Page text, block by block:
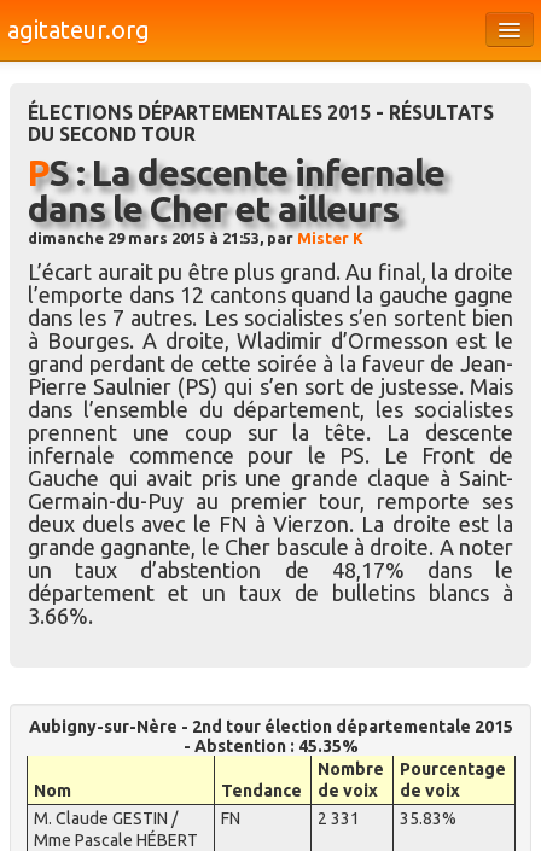
agitateur.org
Bourges & le Cher
Société
Culture
Médias
Dossiers
Brèves
ÉLECTIONS DÉPARTEMENTALES 2015 - RÉSULTATS
DU SECOND TOUR
PS : La descente infernale
dans le Cher et ailleurs
dimanche 29 mars 2015 à 21:53, par Mister K
L’écart aurait pu être plus grand. Au final, la droite
l’emporte dans 12 cantons quand la gauche gagne
dans les 7 autres. Les socialistes s’en sortent bien
à Bourges. A droite, Wladimir d’Ormesson est le
grand perdant de cette soirée à la faveur de Jean-
Pierre Saulnier (PS) qui s’en sort de justesse. Mais
dans l’ensemble du département, les socialistes
prennent une coup sur la tête. La descente
infernale commence pour le PS. Le Front de
Gauche qui avait pris une grande claque à Saint-
Germain-du-Puy au premier tour, remporte ses
deux duels avec le FN à Vierzon. La droite est la
grande gagnante, le Cher bascule à droite. A noter
un taux d’abstention de 48,17% dans le
département et un taux de bulletins blancs à
3.66%.
Aubigny-sur-Nère - 2nd tour élection départementale 2015
- Abstention : 45.35%
Nom Tendance
Nombre
de voix
Pourcentage
de voix
M. Claude GESTIN /
Mme Pascale HÉBERT
FN 2 331 35.83%